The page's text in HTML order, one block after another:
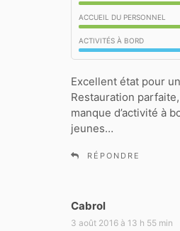
ACCUEIL DU PERSONNEL
ACTIVITÉS À BORD
Excellent état pour
Restauration
manque d’activité à
jeunes…
RÉPONDRE
Cabrol
i
3 août 2016 à 13 h 55 min